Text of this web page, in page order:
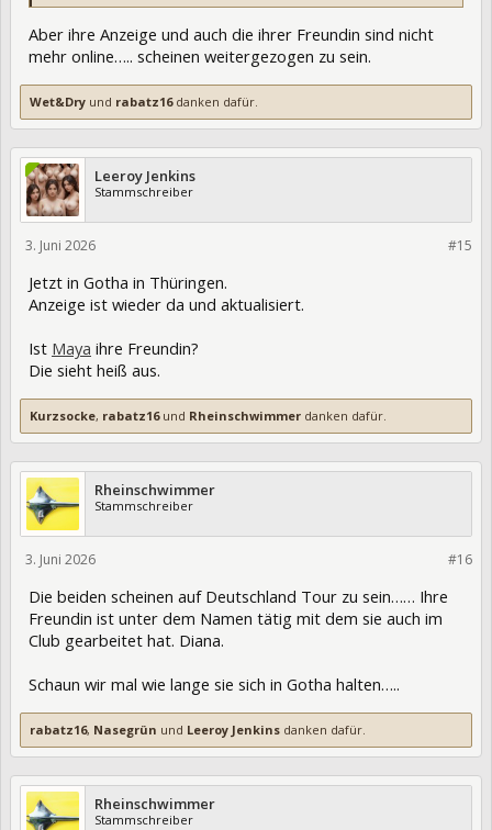
Aber ihre Anzeige und auch die ihrer Freundin sind nicht
mehr online….. scheinen weitergezogen zu sein.
Wet&Dry und rabatz16danken dafür.
Leeroy Jenkins
Stammschreiber
#15
3. Juni 2026
Jetzt in Gotha in Thüringen.
Anzeige ist wieder da und aktualisiert.
Ist Maya ihre Freundin?
Die sieht heiß aus.
Kurzsocke, rabatz16und Rheinschwimmer danken dafür.
Rheinschwimmer
Stammschreiber
#16
3. Juni 2026
Die beiden scheinen auf Deutschland Tour zu sein…… Ihre
Freundin ist unter dem Namen tätig mit dem sie auch im
Club gearbeitet hat. Diana.
Schaun wir mal wie lange sie sich in Gotha halten…..
rabatz16, Nasegrün und Leeroy Jenkins danken dafür.
Rheinschwimmer
Stammschreiber